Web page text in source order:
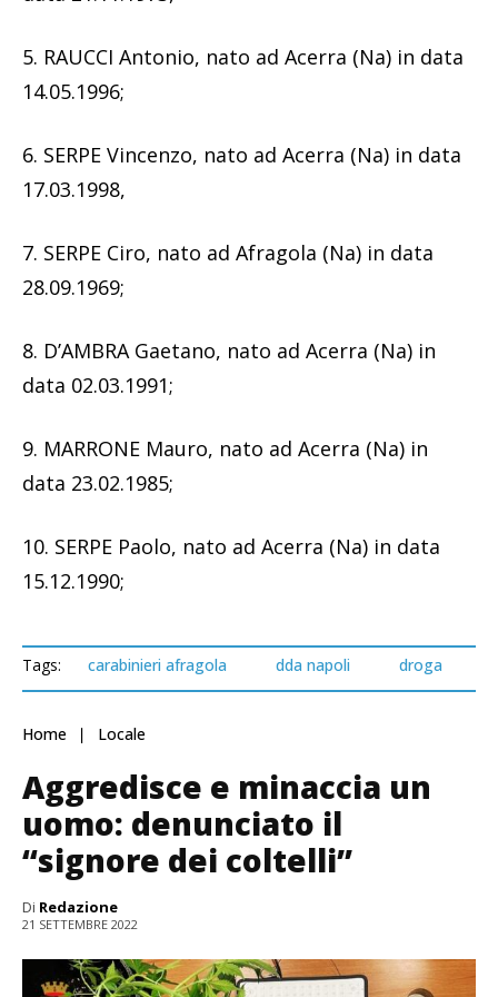
5. RAUCCI Antonio, nato ad Acerra (Na) in data
14.05.1996;
6. SERPE Vincenzo, nato ad Acerra (Na) in data
17.03.1998,
7. SERPE Ciro, nato ad Afragola (Na) in data
28.09.1969;
8. D’AMBRA Gaetano, nato ad Acerra (Na) in
data 02.03.1991;
9. MARRONE Mauro, nato ad Acerra (Na) in
data 23.02.1985;
10. SERPE Paolo, nato ad Acerra (Na) in data
15.12.1990;
Tags: carabinieri afragola dda napoli droga
Home Locale
Aggredisce e minaccia un
uomo: denunciato il
“signore dei coltelli”
Di Redazione
21 SETTEMBRE 2022